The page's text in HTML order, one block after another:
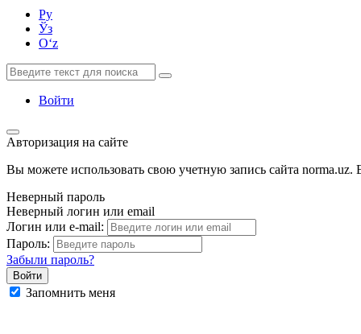
Ру
Ўз
Oʻz
Войти
Авторизация на сайте
Вы можете использовать свою учетную запись сайта norma.uz.
Неверный пароль
Неверный логин или email
Логин или e-mail:
Пароль:
Забыли пароль?
Запомнить меня